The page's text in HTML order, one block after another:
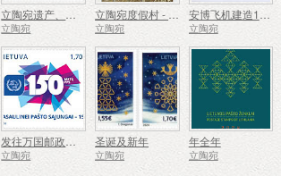
立陶宛遗产、庄园
立陶宛
立陶宛度假村 - 内林加
立陶宛
安博飞机建造100周年
立陶宛
发往万国邮政联盟 - 150
立陶宛
圣诞及新年
立陶宛
年全年
立陶宛